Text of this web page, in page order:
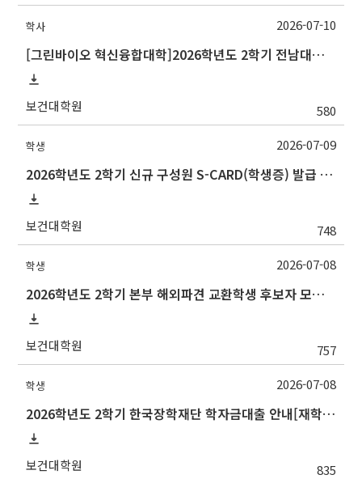
학사
[그린바이오 혁신융합대학]2026학년도 2학기 전남대학교 교류 수학 안내
보건대학원 580
2026-07-10
학생
2026학년도 2학기 신규 구성원 S-CARD(학생증) 발급 안내
보건대학원 748
2026-07-09
학생
2026학년도 2학기 본부 해외파견 교환학생 후보자 모집 안내
보건대학원 757
2026-07-08
학생
2026학년도 2학기 한국장학재단 학자금대출 안내[재학생]
보건대학원 835
2026-07-08